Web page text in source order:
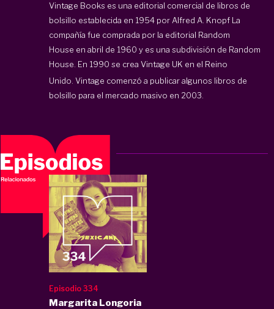
Vintage Books es una editorial comercial de libros de
bolsillo establecida en 1954 por Alfred A. Knopf La
compañía fue comprada por la editorial Random
House en abril de 1960 y es una subdivisión de Random
House. En 1990 se crea Vintage UK en el Reino
Unido. Vintage comenzó a publicar algunos libros de
bolsillo para el mercado masivo en 2003.
Episodio 334
Margarita Longoria